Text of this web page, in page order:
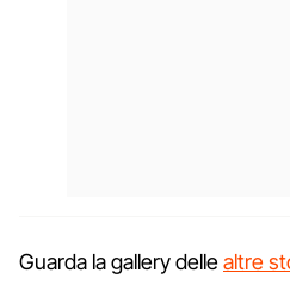
Guarda la gallery dellealtre